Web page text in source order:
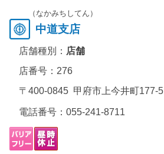
（なかみちしてん）
中道支店
店舗種別： 店舗
店番号：276
〒400-0845 甲府市上今井町177-5
電話番号： 055-241-8711